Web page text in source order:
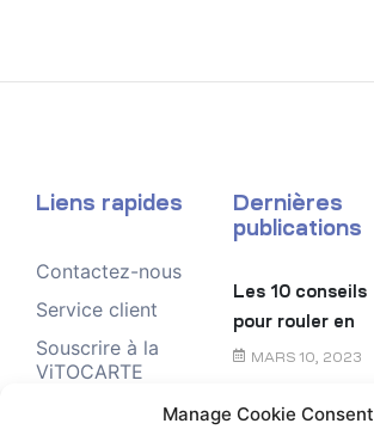
Manage Cookie Consent
Liens rapides
Contactez-nous
Service client
Souscrire à la
ViTOCARTE
Dernières
publications
Les 10 conseils
pour rouler en
toute sécurité
MARS 10, 2023
Le chèque